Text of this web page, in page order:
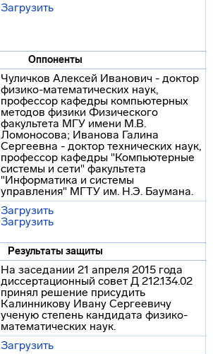
Загрузить
Оппоненты
Чуличков Алексей Иванович - доктор
физико-математических наук,
профессор кафедры компьютерных
методов физики Физического
факультета МГУ имени М.В.
Ломоносова; Иванова Галина
Сергеевна - доктор технических наук,
профессор кафедры "Компьютерные
системы и сети" факультета
"Информатика и системы
управления" МГТУ им. Н.Э. Баумана.
Загрузить
Загрузить
Результаты защиты
На заседании 21 апреля 2015 года
диссертационный совет Д 212.134.02
принял решение присудить
Калинникову Ивану Сергеевичу
ученую степень кандидата физико-
математических наук.
Загрузить